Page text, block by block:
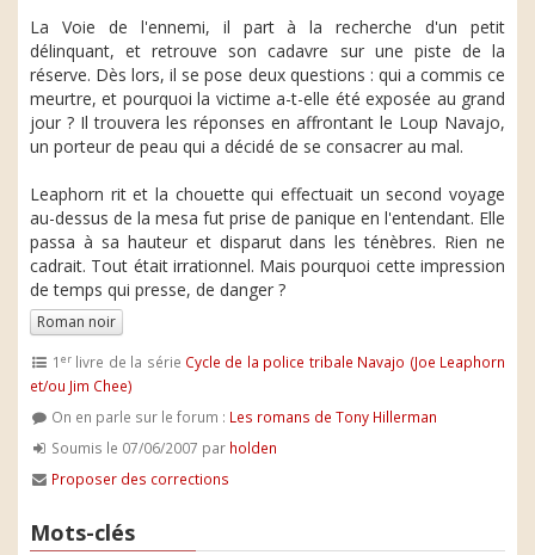
La Voie de l'ennemi, il part à la recherche d'un petit
délinquant, et retrouve son cadavre sur une piste de la
réserve. Dès lors, il se pose deux questions : qui a commis ce
meurtre, et pourquoi la victime a-t-elle été exposée au grand
jour ? Il trouvera les réponses en affrontant le Loup Navajo,
un porteur de peau qui a décidé de se consacrer au mal.
Leaphorn rit et la chouette qui effectuait un second voyage
au-dessus de la mesa fut prise de panique en l'entendant. Elle
passa à sa hauteur et disparut dans les ténèbres. Rien ne
cadrait. Tout était irrationnel. Mais pourquoi cette impression
de temps qui presse, de danger ?
Roman noir
1 erlivre de la série Cycle de la police tribale Navajo (Joe Leaphorn
et/ou Jim Chee)
On en parle sur le forum : Les romans de Tony Hillerman
Soumis le 07/06/2007 par holden
Proposer des corrections
Mots-clés